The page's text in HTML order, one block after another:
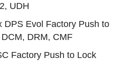
UDH
DPS Evol Factory Push to
DRM, CMF
Factory Push to Lock